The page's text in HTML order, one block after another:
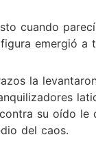
cuando
emergió a
la
su oído le
del caos.